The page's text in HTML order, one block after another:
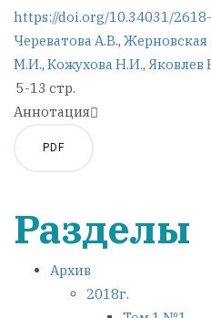
https://doi.org/10.34031/
Череватова А.В., Жерновская
М.И., Кожухова Н.И., Яковлев
5-13 стр.
Аннотация
PDF
Разделы
Архив
2018г.